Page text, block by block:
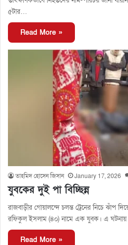
৫টার…
Read More »
তাহমিদ হোসেন জিসান January 17, 2026
যুবকের দুই পা বিচ্ছিন্ন
রাজবাড়ীর গোয়ালন্দে চলন্ত ট্রেনের নিচে ঝাঁপ
রফিকুল ইসলাম (৪০) নামে এক যুবক। এ ঘটনায়
Read More »